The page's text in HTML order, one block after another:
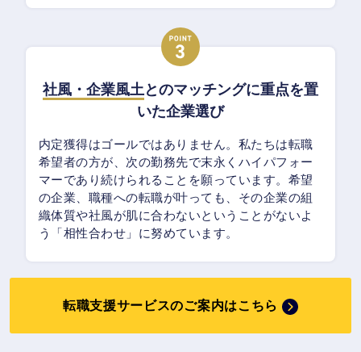
社風・企業風土とのマッチングに重点を置
いた企業選び
内定獲得はゴールではありません。私たちは転職
希望者の方が、次の勤務先で末永くハイパフォー
マーであり続けられることを願っています。希望
の企業、職種への転職が叶っても、その企業の組
織体質や社風が肌に合わないということがないよ
う「相性合わせ」に努めています。
転職支援サービスのご案内はこちら